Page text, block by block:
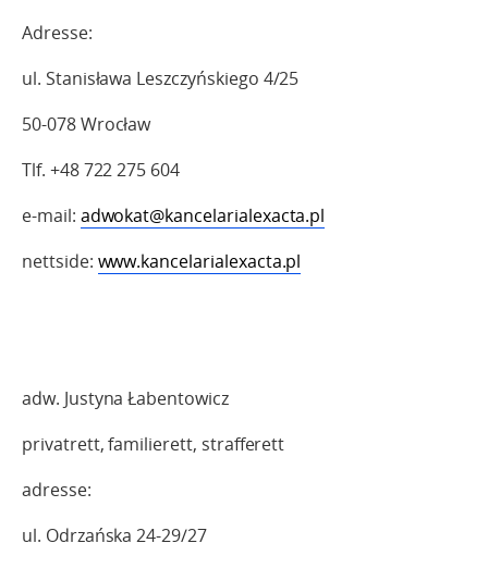
Adresse:
ul. Stanisława Leszczyńskiego 4/25
50-078 Wrocław
Tlf. +48 722 275 604
e-mail: adwokat@kancelarialexacta.pl
nettside: www.kancelarialexacta.pl
adw. Justyna Łabentowicz
privatrett, familierett, strafferett
adresse:
ul. Odrzańska 24-29/27